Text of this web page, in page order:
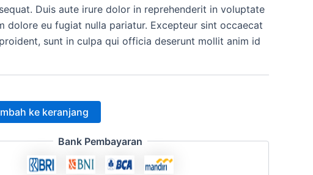
Rp12.500.
Duis aute irure dolor in reprehenderit in voluptate
dolore eu fugiat nulla pariatur. Excepteur sint occaecat
sunt in culpa qui officia deserunt mollit anim id
ke keranjang
Bank Pembayaran